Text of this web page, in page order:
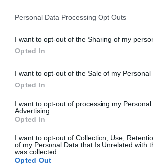
Personal Data Processing Opt Outs
I want to opt-out of the Sharing of my
Opted In
I want to opt-out of the Sale of my Personal
Opted In
I want to opt-out of processing my Personal
Advertising.
Opted In
I want to opt-out of Collection, Use,
of my Personal Data that Is Unrelated with
was collected.
Opted Out
Λύτρα,
κράτησής
Λίγους μήνες μετά τον
Ιουλίου 2024 η...